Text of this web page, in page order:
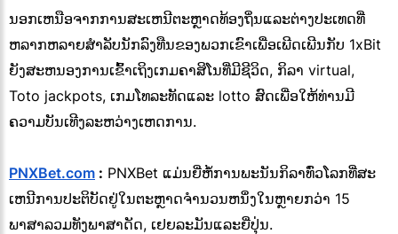
ນອກເຫນືອຈາກການສະເຫນີຕະຫຼາດທ້ອງຖິ່ນແລະຕ່າງປະເທດທີ່
ຫລາກຫລາຍສໍາລັບນັກລົງທືນຂອງພວກເຂົາເພື່ອເພີດເພີນກັບ 1xBit
ຍັງສະຫນອງການເຂົ້າເຖິງເກມຄາສິໂນທີ່ມີຊີວິດ, ກິລາ virtual,
Toto jackpots, ເກມໂທລະທັດແລະ lotto ສົດເພື່ອໃຫ້ທ່ານມີ
ຄວາມບັນເທີງລະຫວ່າງເຫດການ.
PNXBet.com : PNXBet ແມ່ນຍີ່ຫໍ້ການພະນັນກິລາທົ່ວໂລກທີ່ສະ
ເຫນີການປະຕິບັດຢູ່ໃນຕະຫຼາດຈໍານວນຫນຶ່ງໃນຫຼາຍກວ່າ 15
ພາສາລວມທັງພາສາດັດ, ເຢຍລະມັນແລະຍີ່ປຸ່ນ.